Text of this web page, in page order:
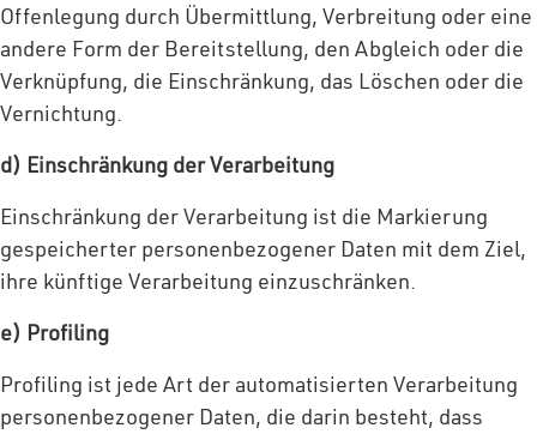
Offenlegung durch Übermittlung, Verbreitung oder eine
andere Form der Bereitstellung, den Abgleich oder die
Verknüpfung, die Einschränkung, das Löschen oder die
Vernichtung.
d) Einschränkung der Verarbeitung
Einschränkung der Verarbeitung ist die Markierung
gespeicherter personenbezogener Daten mit dem Ziel,
ihre künftige Verarbeitung einzuschränken.
e) Profiling
Profiling ist jede Art der automatisierten Verarbeitung
personenbezogener Daten, die darin besteht, dass